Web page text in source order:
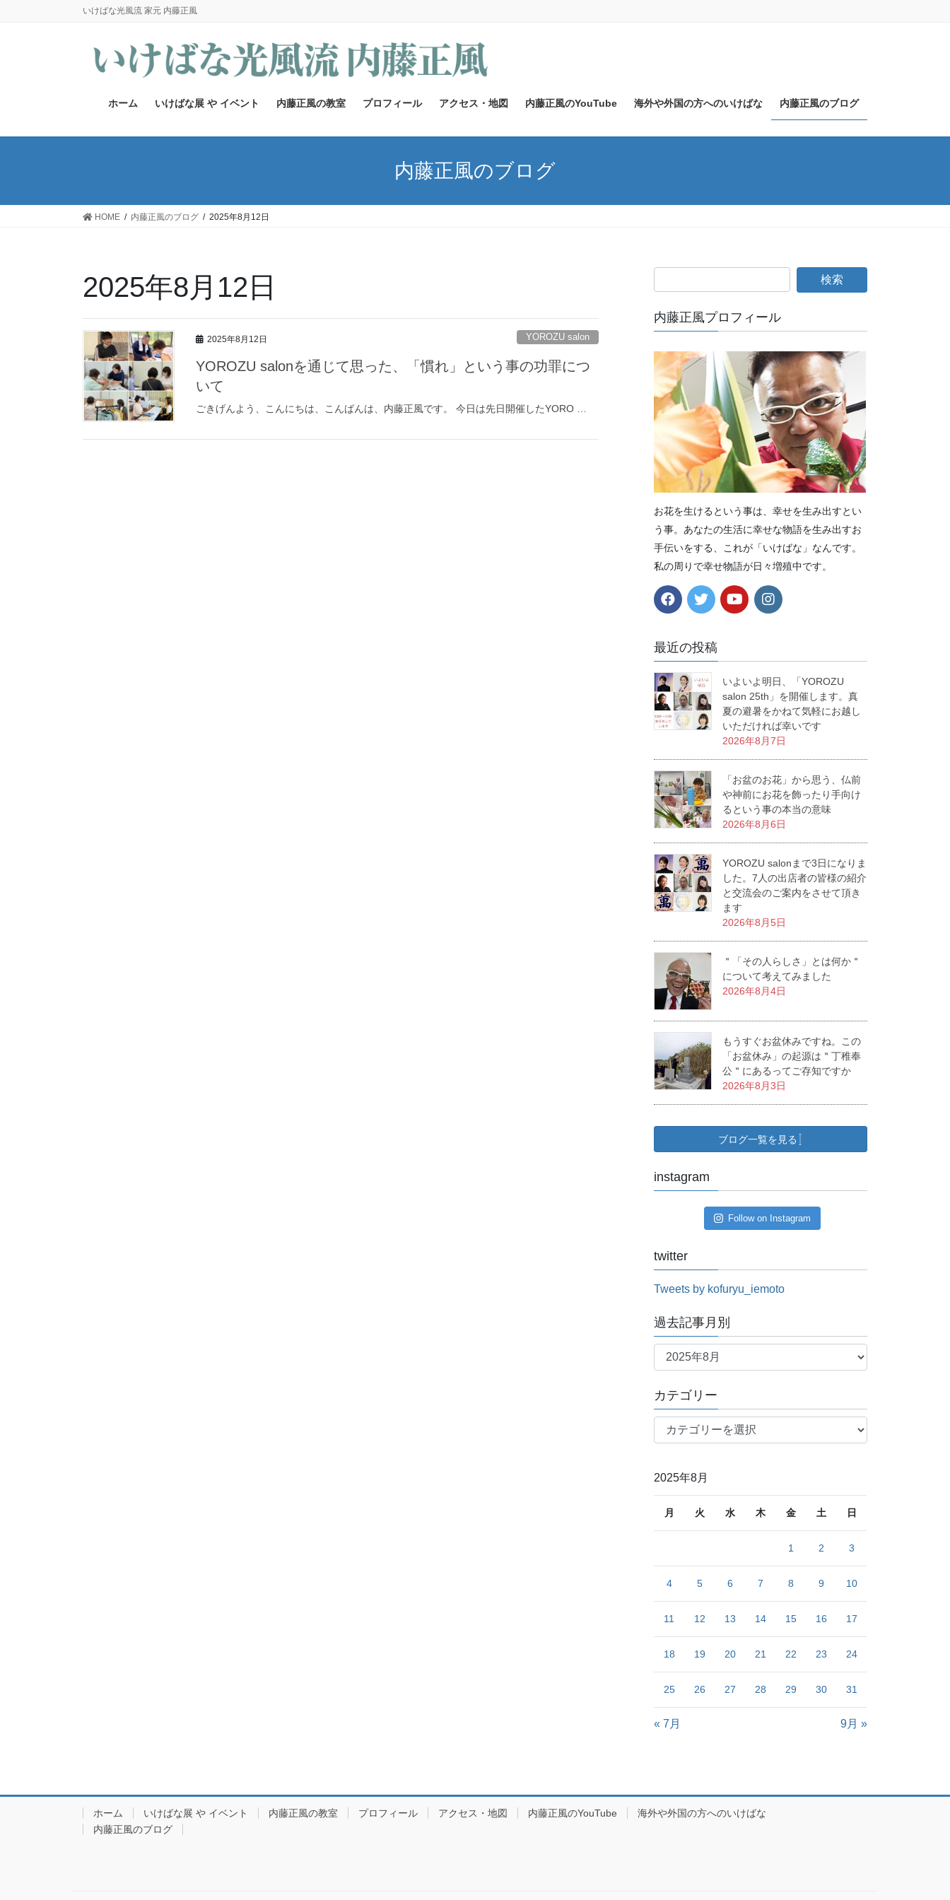
いけばな光風流 家元 内藤正風
ホーム いけばな展 や イベント 内藤正風の教室 プロフィール アクセス・地図 内藤正風のYouTube 海外や外国の方へのいけばな 内藤正風のブログ
内藤正風のブログ
HOME 内藤正風のブログ 2025年8月12日
2025年8月12日
2025年8月12日 YOROZU salon
YOROZU salonを通じて思った、「慣れ」という事の功罪につ
いて
ごきげんよう、こんにちは、こんばんは、内藤正風です。 今日は先日開催したYORO …
内藤正風プロフィール
お花を生けるという事は、幸せを生み出すとい
う事。あなたの生活に幸せな物語を生み出すお
手伝いをする、これが「いけばな」なんです。
私の周りで幸せ物語が日々増殖中です。
最近の投稿
いよいよ明日、「YOROZU
salon 25th」を開催します。真
夏の避暑をかねて気軽にお越し
いただければ幸いです
2026年8月7日
「お盆のお花」から思う、仏前
や神前にお花を飾ったり手向け
るという事の本当の意味
2026年8月6日
YOROZU salonまで3日になりま
した。7人の出店者の皆様の紹介
と交流会のご案内をさせて頂き
ます
2026年8月5日
＂「その人らしさ」とは何か＂
について考えてみました
2026年8月4日
もうすぐお盆休みですね。この
「お盆休み」の起源は＂丁稚奉
公＂にあるってご存知ですか
2026年8月3日
ブログ一覧を見る
instagram
Follow on Instagram
twitter
Tweets by kofuryu_iemoto
過去記事月別
過
事
月
カテゴリー
テ
リ
2025年8月
月 火 水 木 金 土 日
1 2 3
4 5 6 7 8 9 10
11 12 13 14 15 16 17
18 19 20 21 22 23 24
25 26 27 28 29 30 31
« 7月 9月 »
ホーム いけばな展 や イベント 内藤正風の教室 プロフィール アクセス・地図 内藤正風のYouTube
海外や外国の方へのいけばな
内藤正風のブログ